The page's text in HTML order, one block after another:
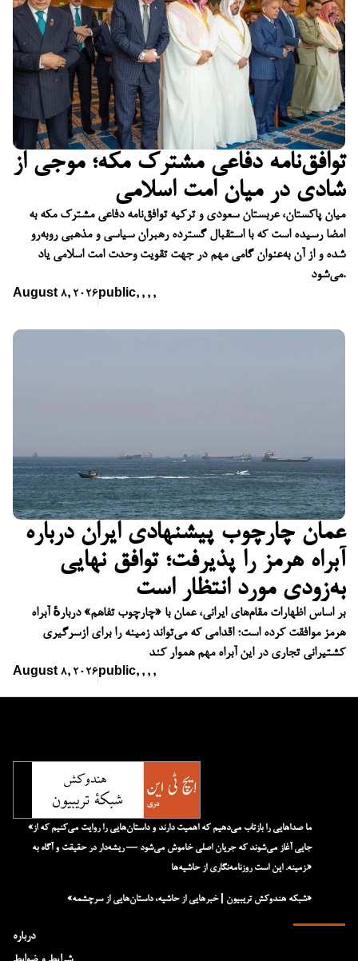
توافق‌نامه دفاعی مشترک مکه؛ موجی از
شادی در میان امت اسلامی
میان پاکستان، عربستان سعودی و ترکیه توافق‌نامه دفاعی مشترک مکه به
امضا رسیده است که با استقبال گسترده رهبران سیاسی و مذهبی روبه‌رو
شده و از آن به‌عنوان گامی مهم در جهت تقویت وحدت امت اسلامی یاد
می‌شود.
August 8, 2026 public, , , ,
عمان چارچوب پیشنهادی ایران درباره
آبراه هرمز را پذیرفت؛ توافق نهایی
به‌زودی مورد انتظار است
بر اساس اظهارات مقام‌های ایرانی، عمان با «چارچوب تفاهم» دربارهٔ آبراه
هرمز موافقت کرده است؛ اقدامی که می‌تواند زمینه را برای ازسرگیری
کشتیرانی تجاری در این آبراه مهم هموار کند
August 8, 2026 public, , , ,
درباره
«ما صداهایی را بازتاب می‌دهیم که اهمیت دارند و داستان‌هایی را روایت می‌کنیم که از
جایی آغاز می‌شوند که جریان اصلی خاموش می‌شود — ریشه‌دار در حقیقت و آگاه به
زمینه. این است روزنامه‌نگاری از حاشیه‌ها.»
«شبکه هند‌و‌کش تریبیون | خبرهایی از حاشیه، داستان‌هایی از سرچشمه»